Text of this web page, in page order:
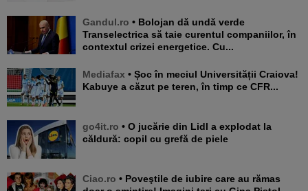
Gandul.ro • Bolojan dă undă verde
Transelectrica să taie curentul companiilor, în
contextul crizei energetice. Cu...
Mediafax • Șoc în meciul Universității Craiova!
Kabuye a căzut pe teren, în timp ce CFR...
go4it.ro • O jucărie din Lidl a explodat la
căldură: copil cu grefă de piele
Ciao.ro • Poveştile de iubire care au rămas